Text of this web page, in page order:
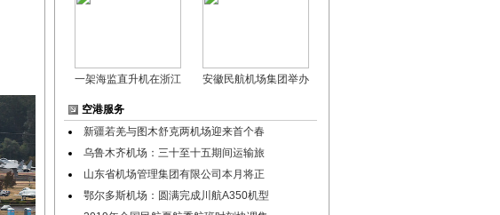
一架海监直升机在浙江 安徽民航机场集团举办
空港服务
新疆若羌与图木舒克两机场迎来首个春
乌鲁木齐机场：三十至十五期间运输旅
山东省机场管理集团有限公司本月将正
鄂尔多斯机场：圆满完成川航A350机型